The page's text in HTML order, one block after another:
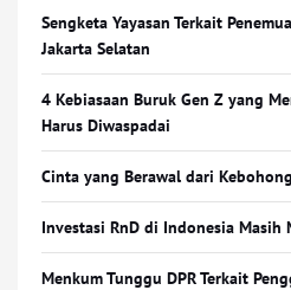
Sengketa Yayasan Terkait
Jakarta Selatan
4 Kebiasaan Buruk Gen Z yang
Harus Diwaspadai
Cinta yang Berawal dari
Investasi RnD di Indonesia Masih
Menkum Tunggu DPR Terkait